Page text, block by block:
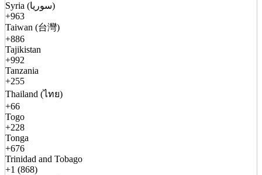
Syria (سوريا)
+963
Taiwan (台灣)
+886
Tajikistan
+992
Tanzania
+255
Thailand (ไทย)
+66
Togo
+228
Tonga
+676
Trinidad and Tobago
+1 (868)